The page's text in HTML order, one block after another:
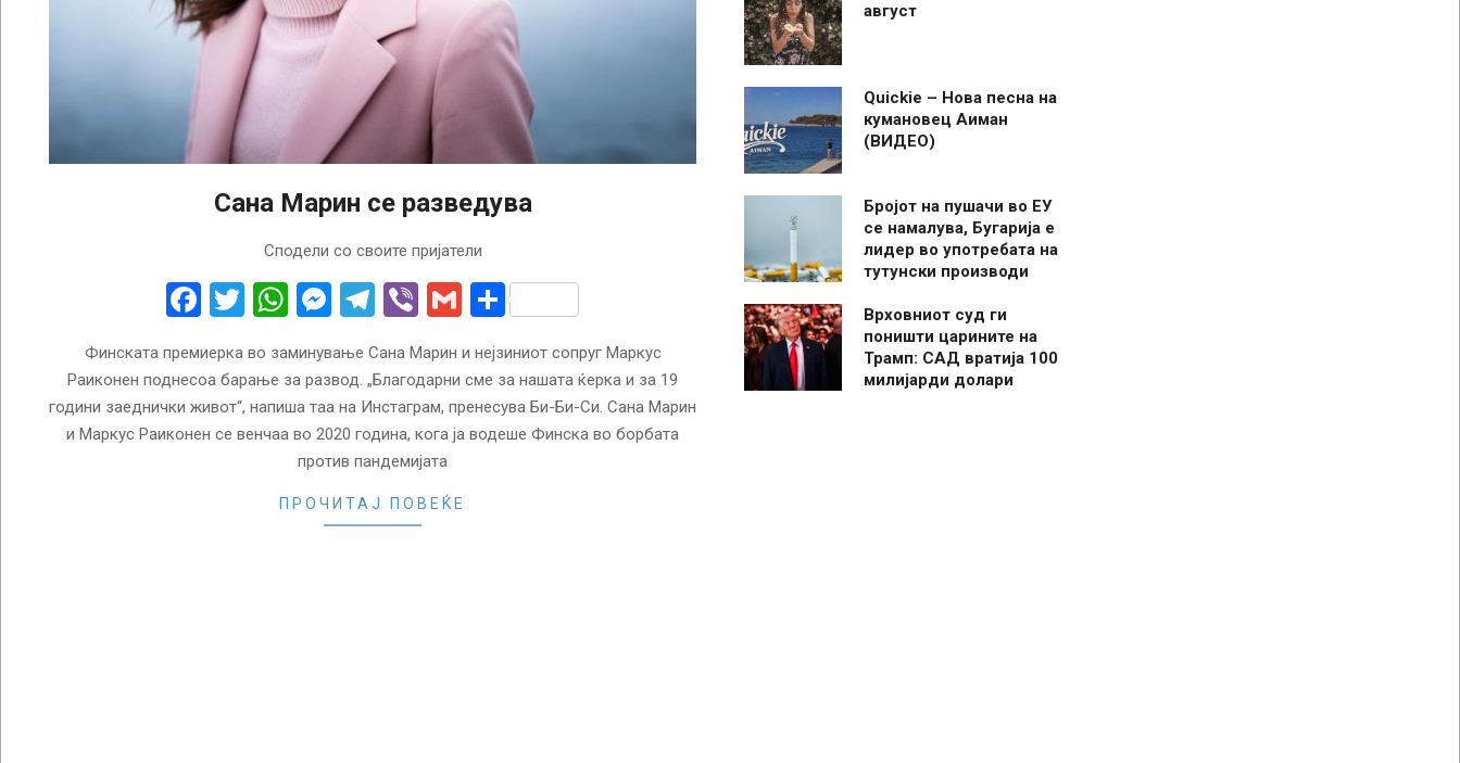
Сана Марин се разведува
Сподели со своите пријатели
Facebook
Twitter
WhatsApp
Messenger
Telegram
ViberGmailShare
Финската премиерка во заминување Сана Марин и нејзиниот сопруг Маркус
Раиконен поднесоа барање за развод. „Благодарни сме за нашата ќерка и за 19
години заеднички живот“, напиша таа на Инстаграм, пренесува Би-Би-Си. Сана Марин
и Маркус Раиконен се венчаа во 2020 година, кога ја водеше Финска во борбата
против пандемијата
ПРОЧИТАЈ ПОВЕЌЕ
август
Quickie – Нова песна на
кумановец Аиман
(ВИДЕО)
Бројот на пушачи во ЕУ
се намалува, Бугарија е
лидер во употребата на
тутунски производи
Врховниот суд ги
поништи царините на
Трамп: САД вратија 100
милијарди долари